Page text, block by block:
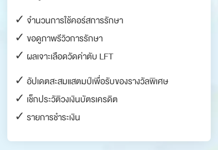
✓ จำนวนการใช้คอร์สการรักษา
✓ ขอดูภาพรีวิวการรักษา
✓ ผลเจาะเลือดวัดค่าตับ LFT
✓ อัปเดตสะสมแสตมป์เพื่อรับของรางวัลพิเศษ
✓ เช็กประวัติวงเงินบัตรเครดิต
✓ รายการชำระเงิน